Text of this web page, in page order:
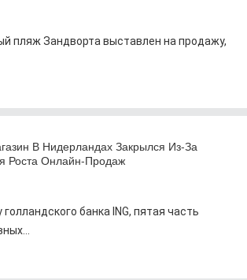
пляж Зандворта выставлен на продажу,
В Нидерландах Закрылся Из-За
Роста Онлайн-Продаж
банка ING, пятая часть